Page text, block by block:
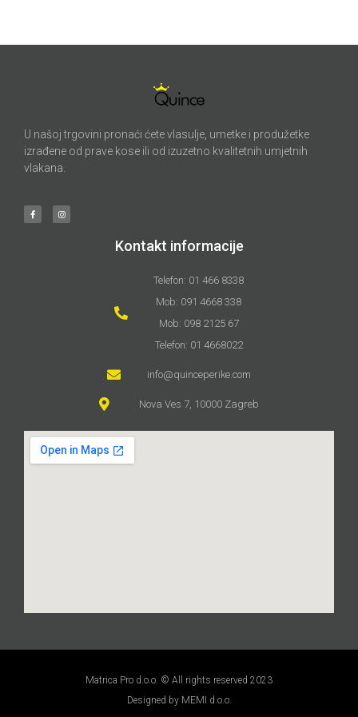
U našoj trgovini pronaći ćete vlasulje, umetke i produžetke
izrađene od prave kose ili od izuzetno kvalitetnih umjetnih
vlakana.
Kontakt informacije
Telefon: 01 466 8338
Mob: 091 4668 338
Mob: 098 2125 67
Telefon: 01 4668022
info@quinceperike.com
Nova Ves 7, 10000 Zagreb
Matrica Pro d.o.o. © All rights reserved 2023
Designed by MEMI d.o.o.